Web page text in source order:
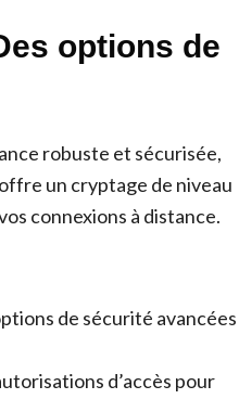
options de
robuste et sécurisée,
un cryptage de niveau
connexions à distance.
de sécurité avancées
d’accès pour